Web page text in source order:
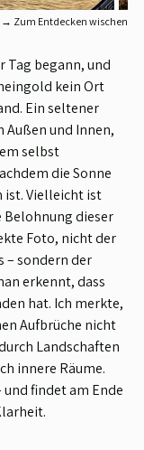
→ Zum Entdecken wischen
Tag begann, und
kein Ort
Ein seltener
Außen und Innen,
selbst
die Sonne
ist. Vielleicht ist
Belohnung dieser
Foto, nicht der
– sondern der
erkennt, dass
hat. Ich merkte,
Aufbrüche nicht
Landschaften
innere Räume.
und findet am Ende